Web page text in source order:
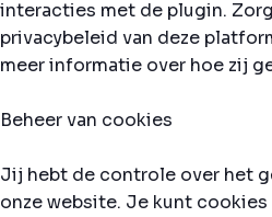
interacties met de plugin.
privacybeleid van deze
meer informatie over hoe zij
Beheer van cookies
Jij hebt de controle over het
onze website. Je kunt